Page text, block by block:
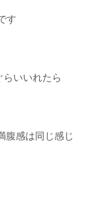
す
らいいれたら
腹感は同じ感じ